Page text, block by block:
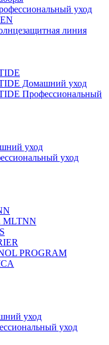
уход
линия
Домашний уход
Профессиональный
уход
уход
MLTNN
PROGRAM
уход
уход